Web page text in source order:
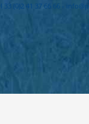
33 (0)2 41 37 66 66 -